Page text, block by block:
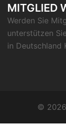
MITGLIED
Werden Sie
unterstützen
in Deutschland
©